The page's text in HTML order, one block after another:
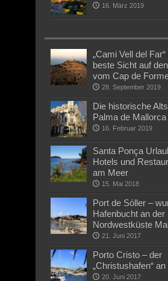
16. März 2019
„Cami Vell del
beste Sicht auf
vom Cap de
28. September 2019
Die historische
Palma de Mallorca
16. Februar 2019
Santa Ponça
Hotels und
am Meer
15. Mai 2018
Port de Sóller –
Hafenbucht an der
Nordwestküste
21. Juni 2017
Porto Cristo – der
„Christushafen“
20. Juni 2017